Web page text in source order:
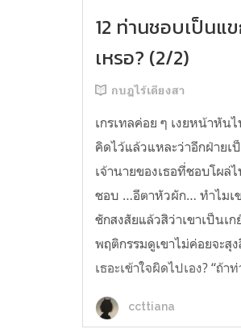
12 ท่านชอบเป็นแ
เหรอ? (2/2)
กบฏไร้เดียงสา
เกรเทลค่อย ๆ เงยหน้าหัน
คิดไว้แล้วแหละว่าอีกฝ่ายเ
เจ้านายของเธอที่ชอบโผล่
ชอบ …อีตาหัวผัก… ทำไมเ
ชักสงสัยแล้วสิว่าเขาเป็นเ
พฤติกรรมดูเขาไม่ค่อยจะสุ
เธอะเข้าใจผิดไปเอง? “ถ้า
ccttiana